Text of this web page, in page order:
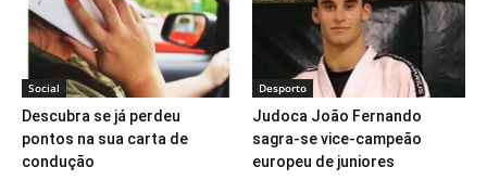
Social
Descubra se já perdeu
pontos na sua carta de
condução
Desporto
Judoca João Fernando
sagra-se vice-campeão
europeu de juniores